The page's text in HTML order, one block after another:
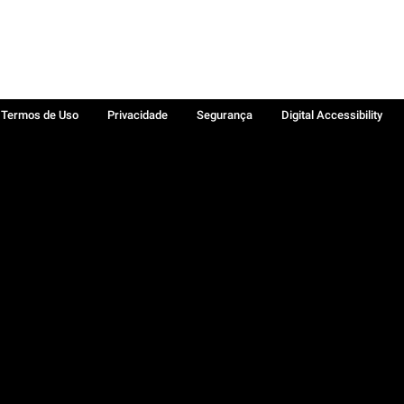
Termos de Uso Privacidade Segurança
Digital Accessibility